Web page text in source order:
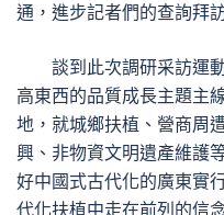
通，進步記者們的查詢拜
談到此次調研采訪運
高東西的品質成長主題主
地，就城鄉扶植、營商周
興、非物資文明遺產維護
好中國式古代化的廣東實
代化扶植中走在前列的信